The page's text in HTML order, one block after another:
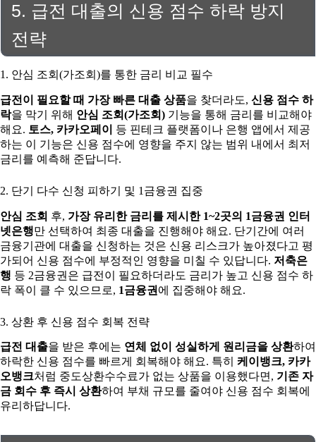
5. 급전 대출의 신용 점수 하락 방지
전략
1. 안심 조회(가조회)를 통한 금리 비교 필수
급전이 필요할 때 가장 빠른 대출 상품을 찾더라도, 신용 점수 하
락을 막기 위해 안심 조회(가조회) 기능을 통해 금리를 비교해야
해요. 토스, 카카오페이
등 핀테크 플랫폼이나 은행 앱에서 제공
하는 이 기능은 신용 점수에 영향을 주지 않는 범위 내에서 최저
금리를 예측해 준답니다.
2. 단기 다수 신청 피하기 및 1금융권 집중
안심 조회 후, 가장 유리한 금리를 제시한 1~2곳의 1금융권 인터
넷은행만 선택하여 최종 대출을 진행해야 해요. 단기간에 여러
금융기관에 대출을 신청하는 것은 신용 리스크가 높아졌다고 평
가되어 신용 점수에 부정적인 영향을 미칠 수 있답니다. 저축은
행 등 2금융권은 급전이 필요하더라도 금리가 높고 신용 점수 하
락 폭이 클 수 있으므로, 1금융권 에 집중해야 해요.
3. 상환 후 신용 점수 회복 전략
급전 대출을 받은 후에는 연체 없이 성실하게 원리금을 상환하여
하락한 신용 점수를 빠르게 회복해야 해요. 특히 케이뱅크, 카카
오뱅크처럼 중도상환수수료가 없는 상품을 이용했다면, 기존 자
금 회수 후 즉시 상환하여 부채 규모를 줄여야 신용 점수 회복에
유리하답니다.